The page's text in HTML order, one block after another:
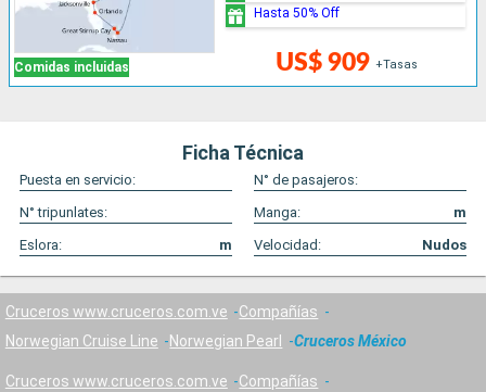
Comidas incluidas US$ 909 +Tasas
Hasta 50% Off
Ficha Técnica
Puesta en servicio:
N° de pasajeros:
N° tripunlates:
Manga:
m
Eslora:
m Velocidad: Nudos
Cruceros www.cruceros.com.ve
Compañías
Norwegian Cruise Line
Norwegian Pearl Cruceros México
Cruceros www.cruceros.com.ve
Compañías